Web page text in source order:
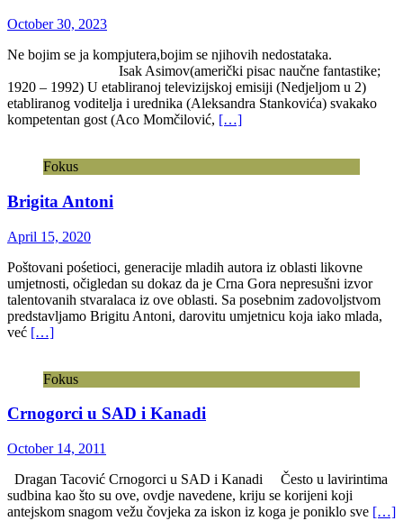
October 30, 2023
Ne bojim se ja kompjutera,bojim se njihovih nedostataka.
Isak Asimov(američki pisac naučne fantastike;
1920 – 1992) U etabliranoj televizijskoj emisiji (Nedjeljom u 2)
etabliranog voditelja i urednika (Aleksandra Stankovića) svakako
kompetentan gost (Aco Momčilović, […]
Fokus
Brigita Antoni
April 15, 2020
Poštovani pośetioci, generacije mladih autora iz oblasti likovne
umjetnosti, očigledan su dokaz da je Crna Gora nepresušni izvor
talentovanih stvaralaca iz ove oblasti. Sa posebnim zadovoljstvom
predstavljamo Brigitu Antoni, darovitu umjetnicu koja iako mlada,
već […]
Fokus
Crnogorci u SAD i Kanadi
October 14, 2011
Dragan Tacović Crnogorci u SAD i Kanadi Često u lavirintima
sudbina kao što su ove, ovdje navedene, kriju se korijeni koji
antejskom snagom vežu čovjeka za iskon iz koga je poniklo sve […]